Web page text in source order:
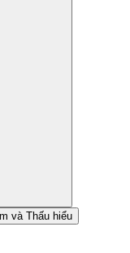
và Thấu hiểu